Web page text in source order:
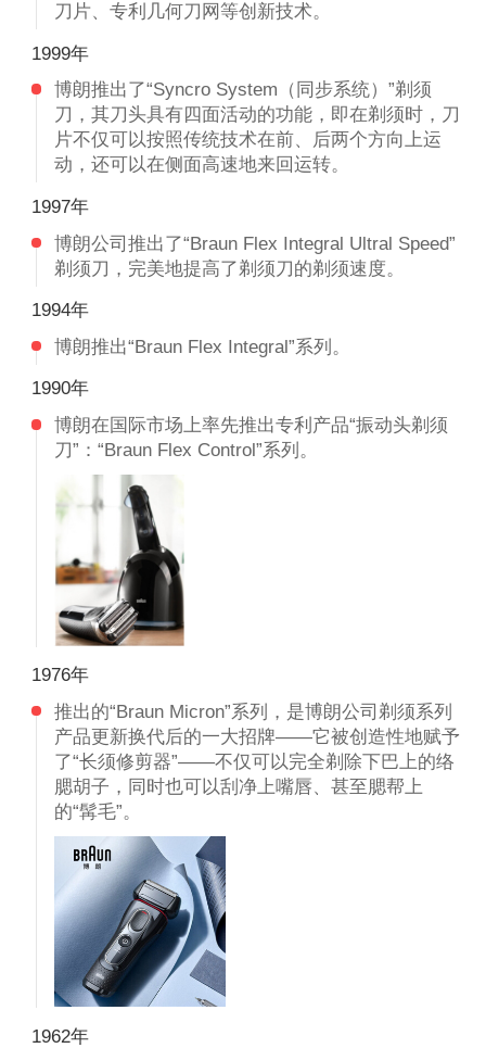
刀片、专利几何刀网等创新技术。
1999年
博朗推出了“Syncro System（同步系统）”剃须
刀，其刀头具有四面活动的功能，即在剃须时，刀
片不仅可以按照传统技术在前、后两个方向上运
动，还可以在侧面高速地来回运转。
1997年
博朗公司推出了“Braun Flex Integral Ultral Speed”
剃须刀，完美地提高了剃须刀的剃须速度。
1994年
博朗推出“Braun Flex Integral”系列。
1990年
博朗在国际市场上率先推出专利产品“振动头剃须
刀”：“Braun Flex Control”系列。
1976年
推出的“Braun Micron”系列，是博朗公司剃须系列
产品更新换代后的一大招牌——它被创造性地赋予
了“长须修剪器”——不仅可以完全剃除下巴上的络
腮胡子，同时也可以刮净上嘴唇、甚至腮帮上
的“髯毛”。
1962年